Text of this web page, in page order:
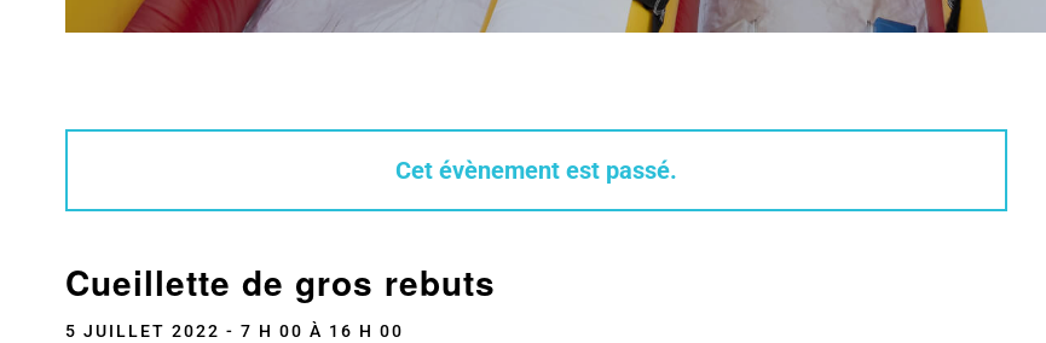
Cet évènement est passé.
Cueillette de gros rebuts
5 JUILLET 2022 - 7 H 00 À 16 H 00